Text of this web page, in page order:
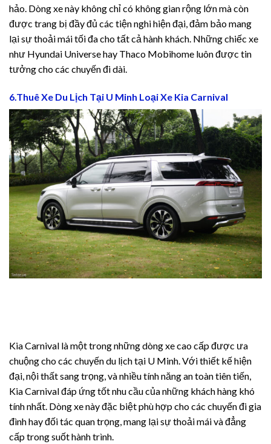
hảo. Dòng xe này không chỉ có không gian rộng lớn mà còn
được trang bị đầy đủ các tiện nghi hiện đại, đảm bảo mang
lại sự thoải mái tối đa cho tất cả hành khách. Những chiếc xe
như Hyundai Universe hay Thaco Mobihome luôn được tin
tưởng cho các chuyến đi dài.
6.Thuê Xe Du Lịch Tại U Minh Loại Xe Kia Carnival
Kia Carnival là một trong những dòng xe cao cấp được ưa
chuộng cho các chuyến du lịch tại U Minh. Với thiết kế hiện
đại, nội thất sang trọng, và nhiều tính năng an toàn tiên tiến,
Kia Carnival đáp ứng tốt nhu cầu của những khách hàng khó
tính nhất. Dòng xe này đặc biệt phù hợp cho các chuyến đi gia
đình hay đối tác quan trọng, mang lại sự thoải mái và đẳng
cấp trong suốt hành trình.